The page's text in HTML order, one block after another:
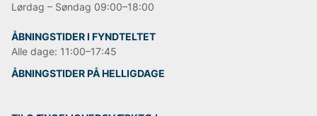
Lørdag – Søndag 09:00–18:00
ÅBNINGSTIDER I FYNDTELTET
Alle dage: 11:00–17:45
ÅBNINGSTIDER PÅ HELLIGDAGE